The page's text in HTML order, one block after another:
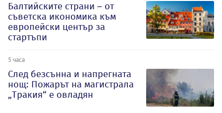
Балтийските страни – от
съветска икономика към
европейски център за
стартъпи
5 часа
След безсънна и напрегната
нощ: Пожарът на магистрала
„Тракия“ е овладян